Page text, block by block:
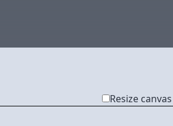
Resize canvas